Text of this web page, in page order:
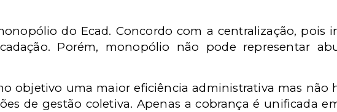
do Ecad. Concordo com a centralização, pois
Porém, monopólio não pode representar
objetivo uma maior eficiência administrativa mas não
de gestão coletiva. Apenas a cobrança é unificada